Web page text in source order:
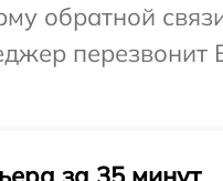
обратной
перезвонит